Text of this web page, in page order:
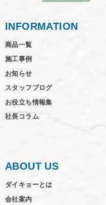
INFORMATION
商品一覧
施工事例
お知らせ
スタッフブログ
お役立ち情報集
社長コラム
ABOUT US
ダイキョーとは
会社案内